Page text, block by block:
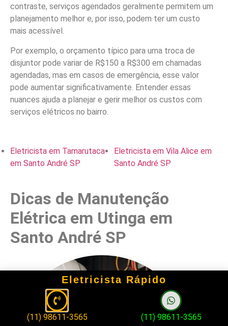
contraste, serviços agendados geralmente permitem um
planejamento melhor e, por isso, podem ter um custo
mais acessível.
Por exemplo, o orçamento típico para uma troca de
disjuntor pode variar de R$150 a R$300 em chamadas
agendadas, mas em casos de emergência, esse valor
pode aumentar significativamente. Entender essas
nuances ajuda a planejar e gerir melhor os custos com
serviços elétricos no bairro.
Eletricista em Tamarutaca
em Santo André SP
Eletricista em Vila Alice em
Santo André SP
Dicas de Manutenção
Elétrica em Utinga em
Santo André SP
Eletricista Rápido
(11) 98611-3565 (11) 98611-3565